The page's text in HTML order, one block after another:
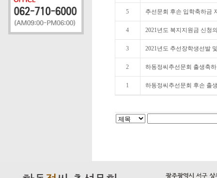
5 추선문회 후손 입학축하금
4 2021년도 복지지원금 신청
3 2021년도 추선장학생선발
2 하동정씨추선문회 출생축
1 하동정씨추선문회 후손 출